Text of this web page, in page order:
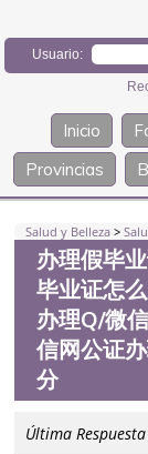
Usuario:
Inicio
Provincias
Salud y Belleza >
办理假毕
毕业证怎
办理Q/微
信网公证
分
Última